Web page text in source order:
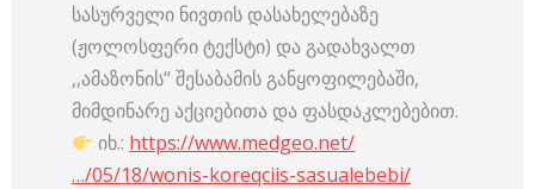
სასურველი ნივთის დასახელებაზე
(ჟოლოსფერი ტექსტი) და გადახვალთ
,,ამაზონის“ შესაბამის განყოფილებაში,
მიმდინარე აქციებითა და ფასდაკლებებით.
იხ.: https://www.medgeo.net/
…/05/18/wonis-koreqciis-sasualebebi/